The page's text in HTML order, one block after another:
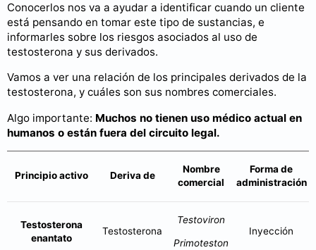
Conocerlos nos va a ayudar a identificar cuando un cliente
está pensando en tomar este tipo de sustancias, e
informarles sobre los riesgos asociados al uso de
testosterona y sus derivados.
Vamos a ver una relación de los principales derivados de la
testosterona, y cuáles son sus nombres comerciales.
Algo importante: Muchos no tienen uso médico actual en
humanos o están fuera del circuito legal.
Principio activo Deriva de
Nombre
comercial
Forma de
administración
Testosterona
enantato
Testosterona
Testoviron
Primoteston
Inyección